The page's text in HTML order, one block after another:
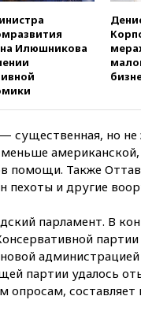
400 БПЛА
регионами
белорусов
крупнейшим
авиатоплива
06:30США и
обсуждают
05:30 ВМС
присутствие
03:30В
качество
Илюшникова
существенная, но не
помощи. Также
пехоты и другие
парламент. В
партии удалось
опросам,